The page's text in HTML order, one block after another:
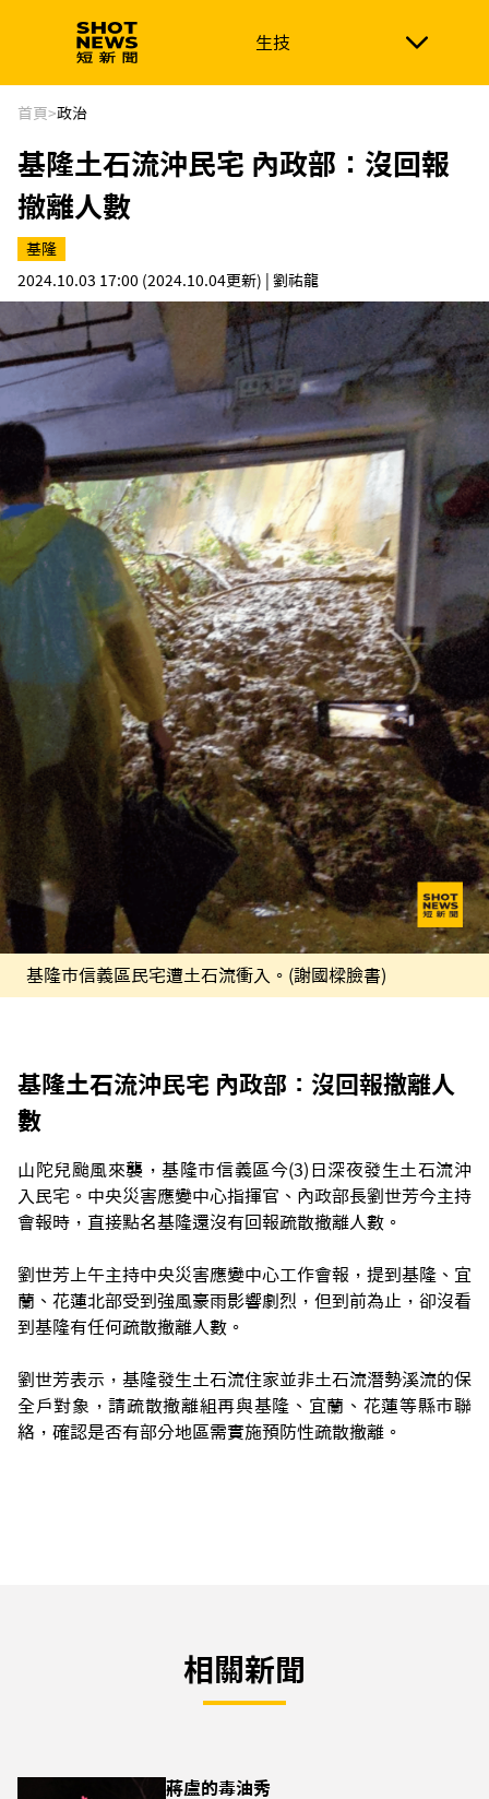
生技
生技 政治
新南向 體育
首頁>政治
基隆土石流沖民宅 內政部：沒回報
撤離人數
基隆
2024.10.03 17:00 (2024.10.04更新) | 劉祐龍
基隆市信義區民宅遭土石流衝入。(謝國樑臉書)
基隆土石流沖民宅 內政部：沒回報撤離人
數
山陀兒颱風來襲，基隆市信義區今(3)日深夜發生土石流沖
入民宅。中央災害應變中心指揮官、內政部長劉世芳今主持
會報時，直接點名基隆還沒有回報疏散撤離人數。
劉世芳上午主持中央災害應變中心工作會報，提到基隆、宜
蘭、花蓮北部受到強風豪雨影響劇烈，但到前為止，卻沒看
到基隆有任何疏散撤離人數。
劉世芳表示，基隆發生土石流住家並非土石流潛勢溪流的保
全戶對象，請疏散撤離組再與基隆、宜蘭、花蓮等縣市聯
絡，確認是否有部分地區需實施預防性疏散撤離。
相關新聞
蔣盧的毒油秀